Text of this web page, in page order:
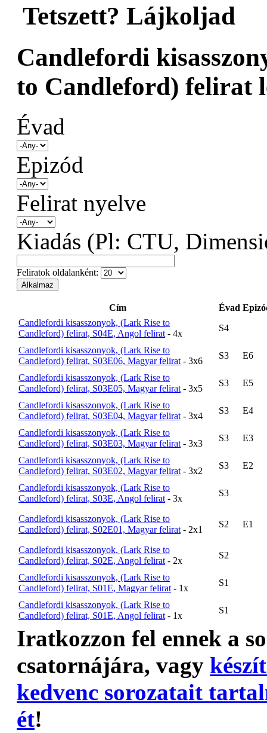
Tetszett? Lájkoljad
Candlefordi
to Candleford) felirat
Évad
Epizód
Felirat nyelve
Kiadás (Pl: CTU,
Feliratok oldalanként:
Cím Évad
Candlefordi kisasszonyok, (Lark Rise to
Candleford) felirat, S04E, Angol felirat - 4x
S4
Candlefordi kisasszonyok, (Lark Rise to
Candleford) felirat, S03E06, Magyar felirat - 3x6
S3 E6
Candlefordi kisasszonyok, (Lark Rise to
Candleford) felirat, S03E05, Magyar felirat - 3x5
S3 E5
Candlefordi kisasszonyok, (Lark Rise to
Candleford) felirat, S03E04, Magyar felirat - 3x4
S3 E4
Candlefordi kisasszonyok, (Lark Rise to
Candleford) felirat, S03E03, Magyar felirat - 3x3
S3 E3
Candlefordi kisasszonyok, (Lark Rise to
Candleford) felirat, S03E02, Magyar felirat - 3x2
S3 E2
Candlefordi kisasszonyok, (Lark Rise to
Candleford) felirat, S03E, Angol felirat - 3x
S3
Candlefordi kisasszonyok, (Lark Rise to
Candleford) felirat, S02E01, Magyar felirat - 2x1
S2 E1
Candlefordi kisasszonyok, (Lark Rise to
Candleford) felirat, S02E, Angol felirat - 2x
S2
Candlefordi kisasszonyok, (Lark Rise to
Candleford) felirat, S01E, Magyar felirat - 1x
S1
Candlefordi kisasszonyok, (Lark Rise to
Candleford) felirat, S01E, Angol felirat - 1x
S1
Iratkozzon fel ennek a
csatornájára, vagy
kedvenc sorozatait
ét!